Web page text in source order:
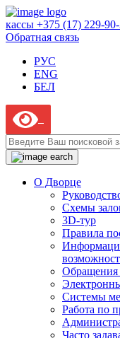
кассы +375 (17) 229-
Обратная связь
РУС
ENG
БЕЛ
О Дворце
Схемы
3D-тур
Правила
Обращения
Системы
Работа по
Часто